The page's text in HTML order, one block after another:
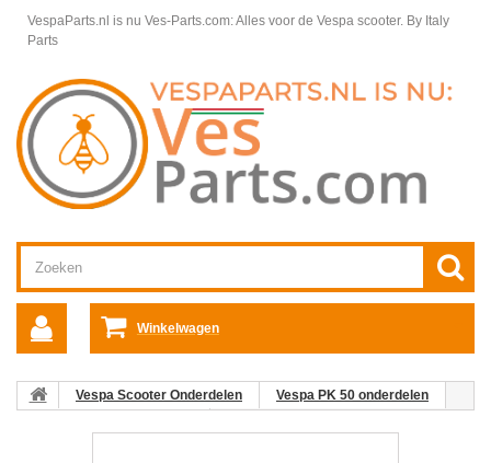
VespaParts.nl is nu Ves-Parts.com: Alles voor de Vespa scooter. By Italy
Parts
Winkelwagen
Vespa Scooter Onderdelen
Vespa PK 50 onderdelen